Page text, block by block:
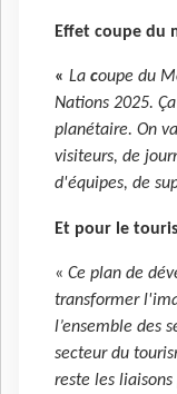
Effet coupe du
« La coupe du
Nations 2025.
planétaire. On
visiteurs, de
d'équipes, de
Et pour le
« Ce plan de
transformer
l’ensemble des
secteur du
reste les